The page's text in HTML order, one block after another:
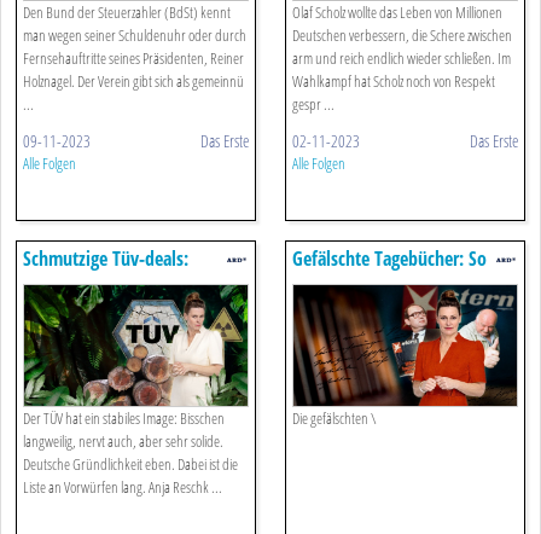
Den Bund der Steuerzahler (BdSt) kennt
man wegen seiner Schuldenuhr oder durch
Fernsehauftritte seines Präsidenten, Reiner
Holznagel. Der Verein gibt sich als gemeinnü
...
09-11-2023 Das Erste
Alle Folgen
Olaf Scholz wollte das Leben von Millionen
Deutschen verbessern, die Schere zwischen
arm und reich endlich wieder schließen. Im
Wahlkampf hat Scholz noch von Respekt
gespr ...
02-11-2023 Das Erste
Alle Folgen
Schmutzige Tüv-deals:
Schattenseiten Deutscher
Gründlichkeit
Der TÜV hat ein stabiles Image: Bisschen
langweilig, nervt auch, aber sehr solide.
Deutsche Gründlichkeit eben. Dabei ist die
Liste an Vorwürfen lang. Anja Reschk ...
Gefälschte Tagebücher: So
Gefährlich War Der Hitler-fake
Wirklich
Die gefälschten \